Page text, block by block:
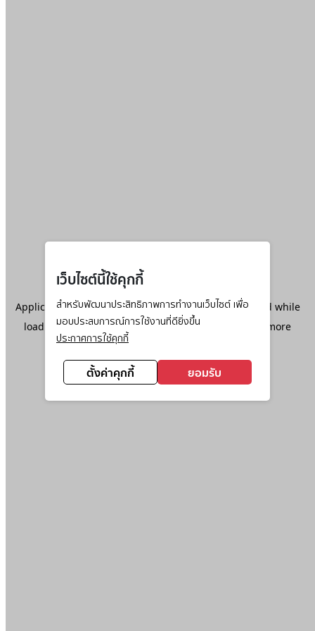
เว็บไซต์นี้ใช้คุกกี้
สำหรับพัฒนาประสิทธิภาพการทำงานเว็บไซต์ เพื่อ
มอบประสบการณ์การใช้งานที่ดียิ่งขึ้น
ประกาศการใช้คุกกี้
ตั้งค่าคุกกี้ ยอมรับ
Application error: aclient-side exception has occurred while
loadingwww.ktc.co.th(see the browser console
for more
information).